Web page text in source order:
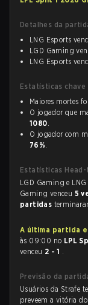
Detalhes da
LNG Esports
LGD Gaming
LNG Esports
Estatísticas
Maiores mortes
O jogador que
1080.
O jogador com
76%.
Estatísticas
LGD Gaming e
Gaming venceu 5
partidas
A última partida
às 09:00 no LPL
venceu 2 - 1 .
Previsão da
Usuários da Strafe
preveem a vitória do